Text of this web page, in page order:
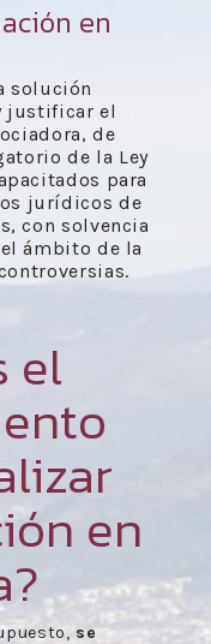
en
solución
justificar el
de
de la Ley
para
jurídicos de
con solvencia
ámbito de la
el
en
necesarias